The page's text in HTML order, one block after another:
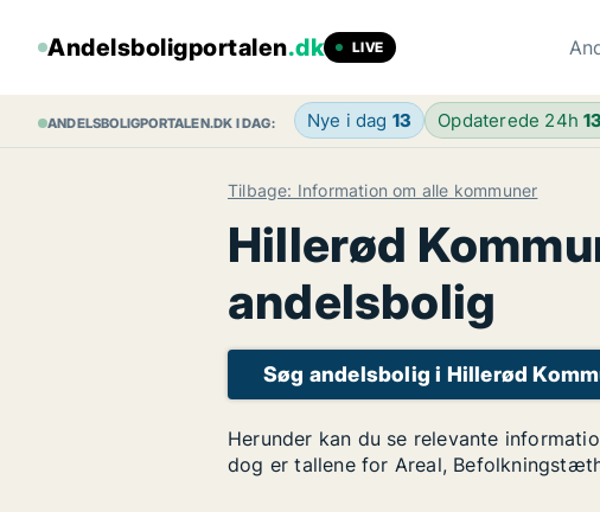
Andelsboligportalen.dk LIVE
ANDELSBOLIGPORTALEN.DK I DAG: Nye i dag 13 Opdaterede 24h13
Tilbage: Information om alle kommuner
Hillerød
andelsbolig
Søg andelsbolig i Hillerød
Herunder kan du se relevante
dog er tallene for Areal,